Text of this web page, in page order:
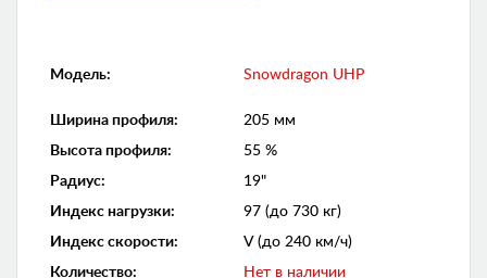
Модель: Snowdragon UHP
Ширина профиля:
205 мм
Высота профиля:
55 %
Радиус:
19"
Индекс нагрузки:
97 (до 730 кг)
Индекс скорости:
V (до 240 км/ч)
Количество:
Нет в наличии